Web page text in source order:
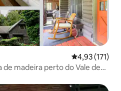
4,93 de uma
4,93 (171)
madeira perto do Vale de